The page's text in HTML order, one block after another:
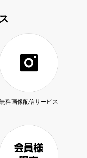
無料画像配信サービス